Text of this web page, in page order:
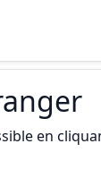
en